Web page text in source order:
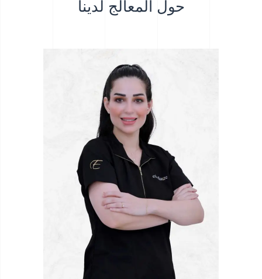
حول المعالج لدينا